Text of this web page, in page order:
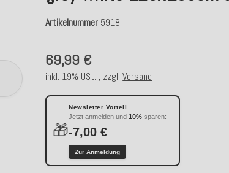
Artikelnummer 5918
69,99 €
inkl. 19% USt. , zzgl.Versand
🎁
Newsletter Vorteil
Jetzt anmelden und10% sparen:
-7,00 €
Zur Anmeldung